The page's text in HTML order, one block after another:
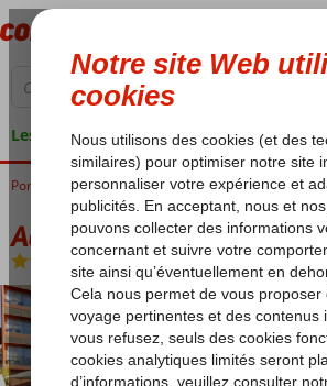
Les garanties de vacances
Portugal Algarve Albufeira Aqua Pedra Dos Bicos
Aqua Pedra Dos Bicos
Chambre et petit déjeuner-Hôtel